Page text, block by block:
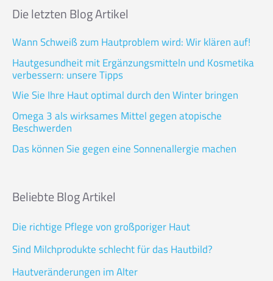
Die letzten Blog Artikel
Wann Schweiß zum Hautproblem wird: Wir klären auf!
Hautgesundheit mit Ergänzungsmitteln und Kosmetika
verbessern: unsere Tipps
Wie Sie Ihre Haut optimal durch den Winter bringen
Omega 3 als wirksames Mittel gegen atopische
Beschwerden
Das können Sie gegen eine Sonnenallergie machen
Beliebte Blog Artikel
Die richtige Pflege von großporiger Haut
Sind Milchprodukte schlecht für das Hautbild?
Hautveränderungen im Alter